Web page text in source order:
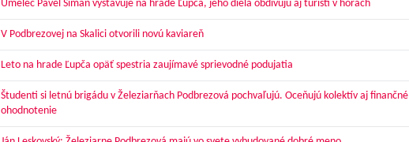
Umelec Pavel Siman vystavuje na hrade Ľupča, jeho diela obdivujú aj turisti v horách
V Podbrezovej na Skalici otvorili novú kaviareň
Leto na hrade Ľupča opäť spestria zaujímavé sprievodné podujatia
Študenti si letnú brigádu v Železiarňach Podbrezová pochvaľujú. Oceňujú kolektív aj finančné
ohodnotenie